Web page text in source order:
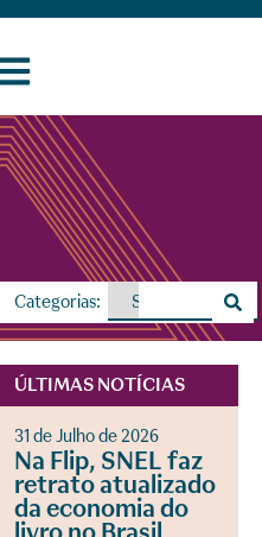
Categorias:
ÚLTIMAS NOTÍCIAS
31 de Julho de 2026
Na Flip, SNEL faz
retrato atualizado
da economia do